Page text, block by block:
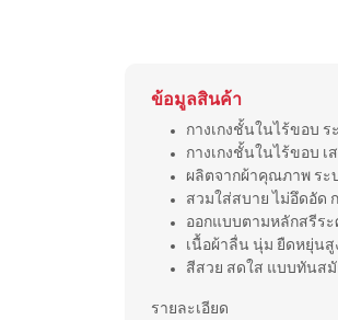
ข้อมูลสินค้า
กางเกงชั้นในไร้ขอบ
กางเกงชั้นในไร้ขอบ
ผลิตจากผ้าคุณภาพ ระ
สวมใส่สบาย ไม่อึดอัด
ออกแบบตามหลักสรีร
เนื้อผ้าลื่น นุ่ม ยืดหยุ่นสู
สีสวย สดใส แบบทันสมั
รายละเอียด